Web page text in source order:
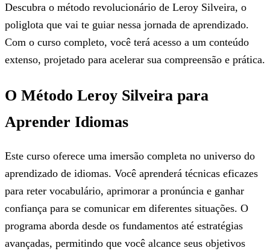
Descubra o método revolucionário de Leroy Silveira, o
poliglota que vai te guiar nessa jornada de aprendizado.
Com o curso completo, você terá acesso a um conteúdo
extenso, projetado para acelerar sua compreensão e prática.
O Método Leroy Silveira para
Aprender Idiomas
Este curso oferece uma imersão completa no universo do
aprendizado de idiomas. Você aprenderá técnicas eficazes
para reter vocabulário, aprimorar a pronúncia e ganhar
confiança para se comunicar em diferentes situações. O
programa aborda desde os fundamentos até estratégias
avançadas, permitindo que você alcance seus objetivos